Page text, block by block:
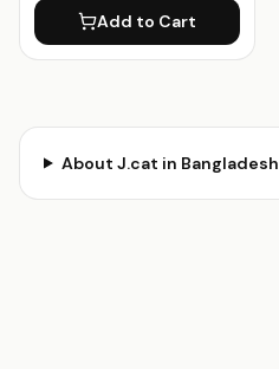
Add to Cart
About J.cat in Bangladesh